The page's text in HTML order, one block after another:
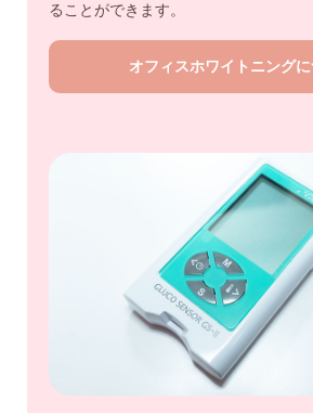
ることができます。
オフィスホワイトニング